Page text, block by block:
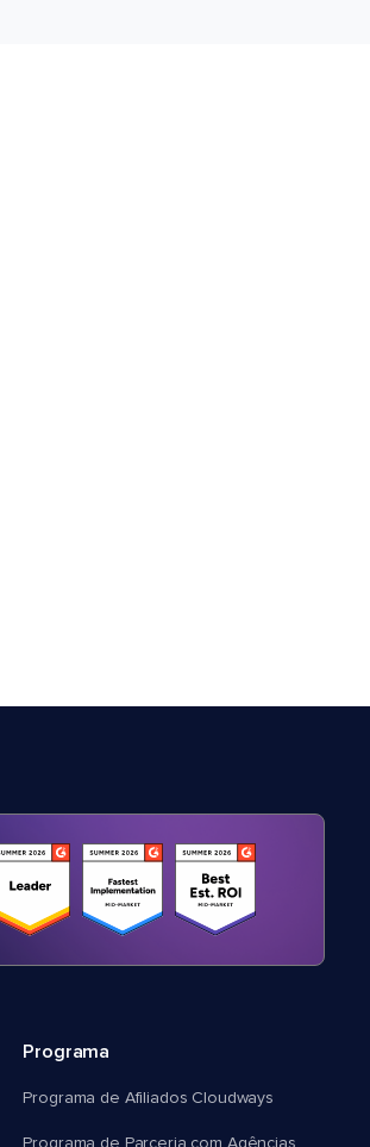
Programa
Programa de Afiliados Cloudways